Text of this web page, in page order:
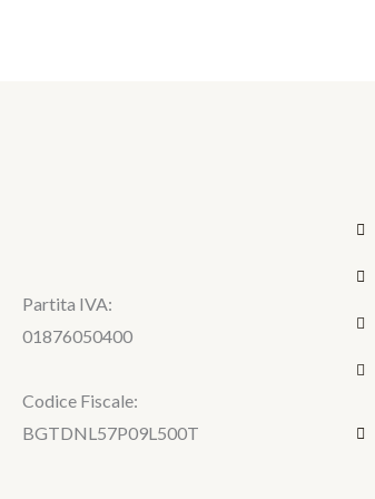
Partita IVA:
01876050400
Codice Fiscale:
BGTDNL57P09L500T